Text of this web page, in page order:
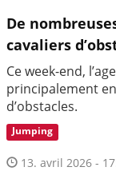
De
cavaliers
Ce week-end,
principalement
d’obstacles.
Jumping
13. avril 2026 -